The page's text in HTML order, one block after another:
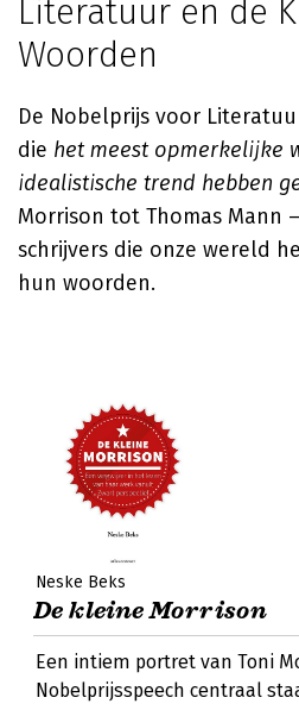
Literatuur en de
Woorden
De Nobelprijs voor
die het meest opmerkelijke
idealistische trend hebben
Morrison tot Thomas Mann
schrijvers die onze wereld
hun woorden.
Neske Beks
De kleine Morrison
Een intiem portret van Toni
Nobelprijsspeech centraal